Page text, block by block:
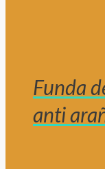
Funda
anti